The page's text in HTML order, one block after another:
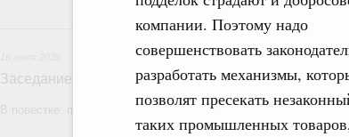
компании. Поэтому надо
совершенствовать
разработать механизмы,
позволят пресекать
таких промышленных
16 июля, четверг
Заседание Правительства (2026 год, №24)
В повестке: проекты федеральных законов, бюджетные